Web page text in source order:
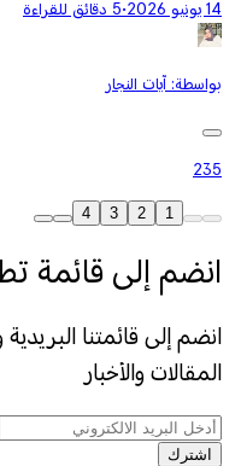
14 يونيو 2026 •5 دقائق للقراءة
بواسطة: آيات النجار
235
1
2
3
4
انضم إلى قائمة
انضم إلى قائمتنا
المقالات والأخبار
اشترك